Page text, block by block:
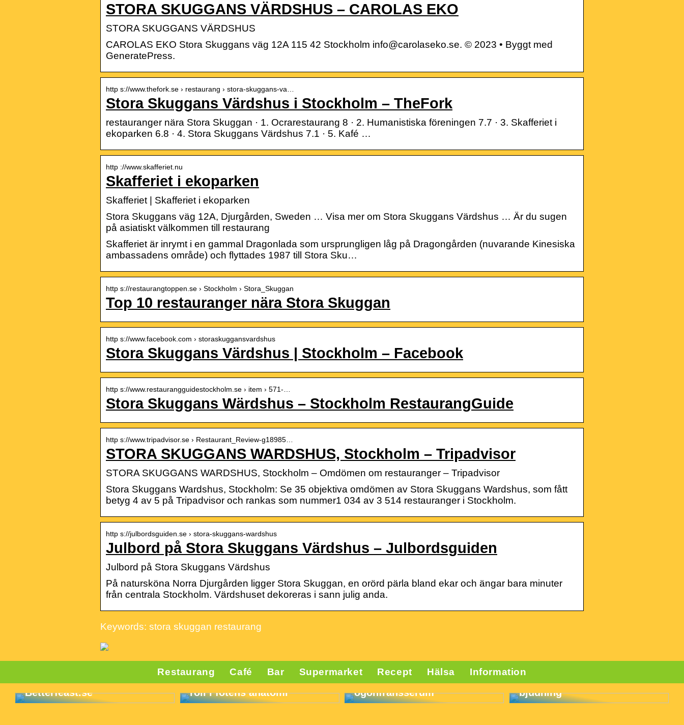
STORA SKUGGANS VÄRDSHUS – CAROLAS EKO
STORA SKUGGANS VÄRDSHUS
CAROLAS EKO Stora Skuggans väg 12A 115 42 Stockholm info@carolaseko.se. © 2023 • Byggt med
GeneratePress.
http s://www.thefork.se › restaurang › stora-skuggans-va…
Stora Skuggans Värdshus i Stockholm – TheFork
restauranger nära Stora Skuggan · 1. Ocrarestaurang 8 · 2. Humanistiska föreningen 7.7 · 3. Skafferiet i
ekoparken 6.8 · 4. Stora Skuggans Värdshus 7.1 · 5. Kafé …
http ://www.skafferiet.nu
Skafferiet i ekoparken
Skafferiet | Skafferiet i ekoparken
Stora Skuggans väg 12A, Djurgården, Sweden … Visa mer om Stora Skuggans Värdshus … Är du sugen
på asiatiskt välkommen till restaurang
Skafferiet är inrymt i en gammal Dragonlada som ursprungligen låg på Dragongården (nuvarande Kinesiska
ambassadens område) och flyttades 1987 till Stora Sku…
http s://restaurangtoppen.se › Stockholm › Stora_Skuggan
Top 10 restauranger nära Stora Skuggan
http s://www.facebook.com › storaskuggansvardshus
Stora Skuggans Värdshus | Stockholm – Facebook
http s://www.restaurangguidestockholm.se › item › 571-…
Stora Skuggans Wärdshus – Stockholm RestaurangGuide
http s://www.tripadvisor.se › Restaurant_Review-g18985…
STORA SKUGGANS WARDSHUS, Stockholm – Tripadvisor
STORA SKUGGANS WARDSHUS, Stockholm – Omdömen om restauranger – Tripadvisor
Stora Skuggans Wardshus, Stockholm: Se 35 objektiva omdömen av Stora Skuggans Wardshus, som fått
betyg 4 av 5 på Tripadvisor och rankas som nummer1 034 av 3 514 restauranger i Stockholm.
http s://julbordsguiden.se › stora-skuggans-wardshus
Julbord på Stora Skuggans Värdshus – Julbordsguiden
Julbord på Stora Skuggans Värdshus
På natursköna Norra Djurgården ligger Stora Skuggan, en orörd pärla bland ekar och ängar bara minuter
från centrala Stockholm. Värdshuset dekoreras i sann julig anda.
Keywords: stora skuggan restaurang
Restaurang Café Bar Supermarket Recept Hälsa Information
Enkelt och smidigt med
Betterfeast.se
Förståelse för
plattfotsinlägg och deras
roll i fotens anatomi
Att välja rätt
ögonfransserum
3 goda skäl att anlita en
cateringfirma för nästa
bjudning